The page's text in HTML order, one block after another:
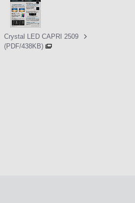
Crystal LED CAPRI 2509
(PDF/438KB)